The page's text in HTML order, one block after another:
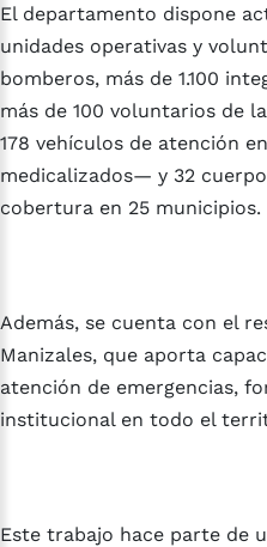
El departamento dispone
unidades operativas y
bomberos, más de 1.100
más de 100 voluntarios de
178 vehículos de atención
medicalizados— y 32
cobertura en 25 municipios.
Además, se cuenta con el
Manizales, que aporta
atención de emergencias,
institucional en todo el
Este trabajo hace parte de